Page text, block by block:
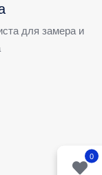
0
для замера и